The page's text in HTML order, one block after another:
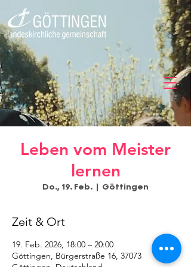
Leben vom Meister
lernen
Do., 19. Feb.
  |
Göttingen
Zeit & Ort
19. Feb. 2026, 18:00 – 20:00
Göttingen, Bürgerstraße 16, 37073